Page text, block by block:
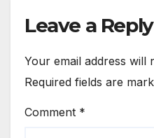
Leave a Reply
Your email address will
Required fields are
Comment *